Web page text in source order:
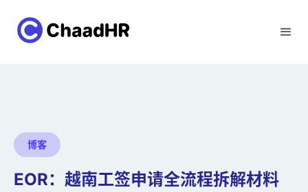
博客
EOR：越南工签申请全流程拆解材料